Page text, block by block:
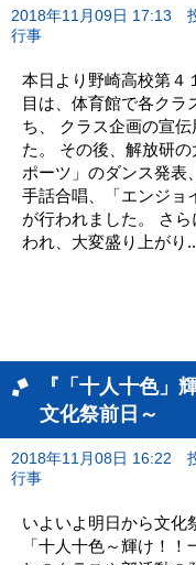
2018年11月09日 17:13
行事
本日より野崎高校第４
目は、体育館で各クラ
ち、 クラス企画の宣
た。 その後、解放研
ポーツ」のダンス発表
手話合唱、「エンジョ
が行われました。 さ
われ、大変盛り上がり
『「十人十色
文化祭前日～
2018年11月08日 16:22
行事
いよいよ明日から文化
「十人十色～輝け！